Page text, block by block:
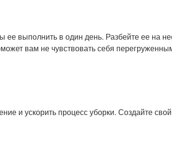
выполнить в один день. Разбейте ее на
вам не чувствовать себя
и ускорить процесс уборки. Создайте